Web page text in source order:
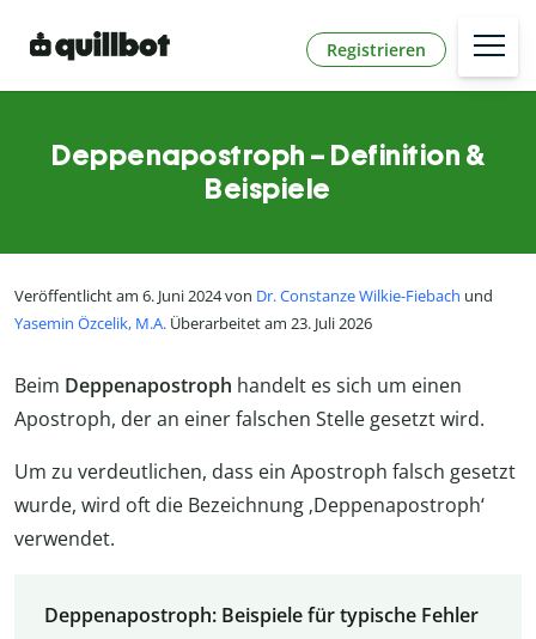
Registrieren
Deppenapostroph – Definition &
Beispiele
Veröffentlicht am 6. Juni 2024 von Dr. Constanze Wilkie-Fiebach und
Yasemin Özcelik, M.A. Überarbeitet am 23. Juli 2026
Beim Deppenapostroph handelt es sich um einen
Apostroph, der an einer falschen Stelle gesetzt wird.
Um zu verdeutlichen, dass ein Apostroph falsch gesetzt
wurde, wird oft die Bezeichnung ‚Deppenapostroph‘
verwendet.
Deppenapostroph: Beispiele für typische Fehler